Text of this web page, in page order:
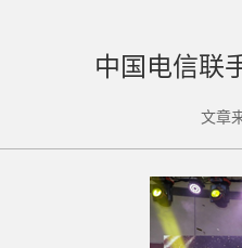
中国电信联
文章